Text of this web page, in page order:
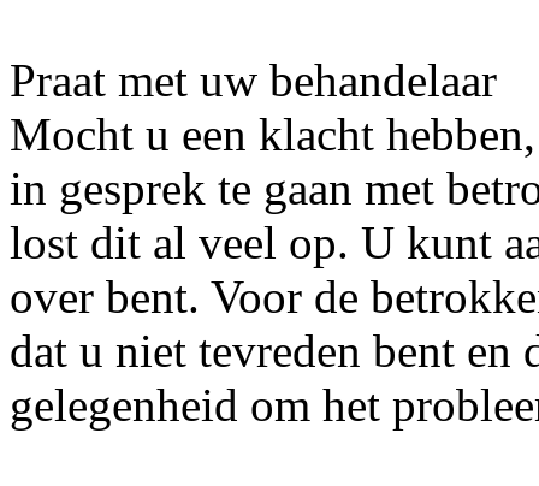
Praat met uw behandelaar
Mocht u een klacht
in gesprek te gaan met
lost dit al veel op. U kunt
over bent. Voor de
dat u niet tevreden bent
gelegenheid om het